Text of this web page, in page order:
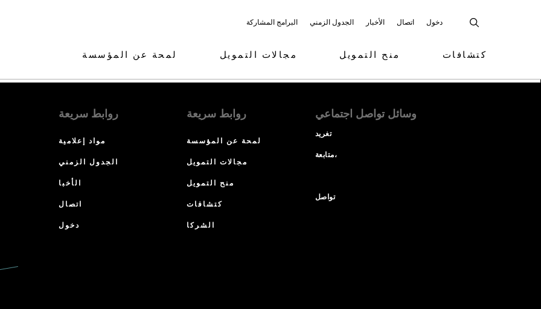
البرامج المشاركة الجدول الزمني الأخبار اتصال دخول
لمحة عن المؤسسة مجالات التمويل منح التمويل كتشافات
روابط سريعة
مواد إعلامية
الجدول الزمني
الأخبا
اتصال
دخول
روابط سريعة
لمحة عن المؤسسة
مجالات التمويل
منح التمويل
كتشافات
الشركا
وسائل تواصل اجتماعي
تغريد
متابعة،
تواصل